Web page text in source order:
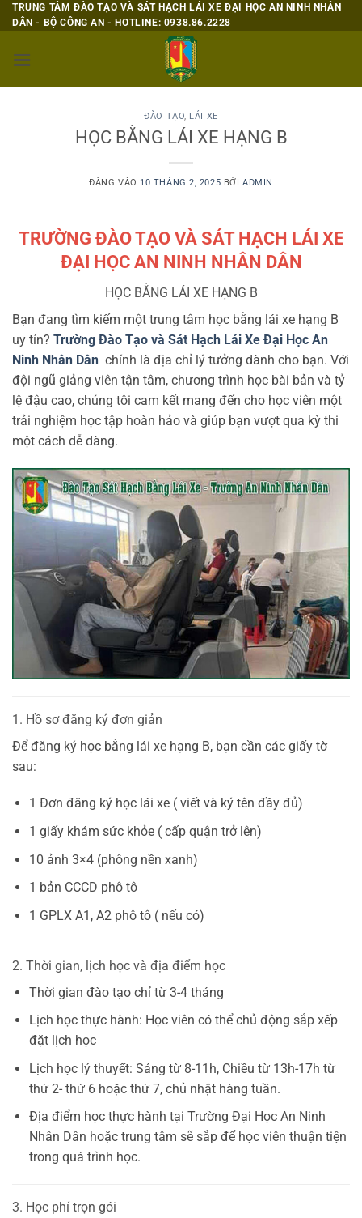
Bỏ
qua
dung
TRUNG TÂM ĐÀO TẠO VÀ SÁT HẠCH LÁI XE ĐẠI HỌC AN NINH NHÂN
DÂN - BỘ CÔNG AN - HOTLINE: 0938.86.2228
ĐÀO TẠO, LÁI XE
HỌC BẰNG LÁI XE HẠNG B
ĐĂNG VÀO 10 THÁNG 2, 2025 BỞI ADMIN
TRƯỜNG ĐÀO TẠO VÀ SÁT HẠCH LÁI XE
ĐẠI HỌC AN NINH NHÂN DÂN
HỌC BẰNG LÁI XE HẠNG B
Bạn đang tìm kiếm một trung tâm học bằng lái xe hạng B
uy tín? Trường Đào Tạo và Sát Hạch Lái Xe Đại Học An
Ninh Nhân Dân chính là địa chỉ lý tưởng dành cho bạn. Với
đội ngũ giảng viên tận tâm, chương trình học bài bản và tỷ
lệ đậu cao, chúng tôi cam kết mang đến cho học viên một
trải nghiệm học tập hoàn hảo và giúp bạn vượt qua kỳ thi
một cách dễ dàng.
1. Hồ sơ đăng ký đơn giản
Để đăng ký học bằng lái xe hạng B, bạn cần các giấy tờ
sau:
1 Đơn đăng ký học lái xe ( viết và ký tên đầy đủ)
1 giấy khám sức khỏe ( cấp quận trở lên)
10 ảnh 3×4 (phông nền xanh)
1 bản CCCD phô tô
1 GPLX A1, A2 phô tô ( nếu có)
2. Thời gian, lịch học và địa điểm học
Thời gian đào tạo chỉ từ 3-4 tháng
Lịch học thực hành: Học viên có thể chủ động sắp xếp
đặt lịch học
Lịch học lý thuyết: Sáng từ 8-11h, Chiều từ 13h-17h từ
thứ 2- thứ 6 hoặc thứ 7, chủ nhật hàng tuần.
Địa điểm học thực hành tại Trường Đại Học An Ninh
Nhân Dân hoặc trung tâm sẽ sắp để học viên thuận tiện
trong quá trình học.
3. Học phí trọn gói